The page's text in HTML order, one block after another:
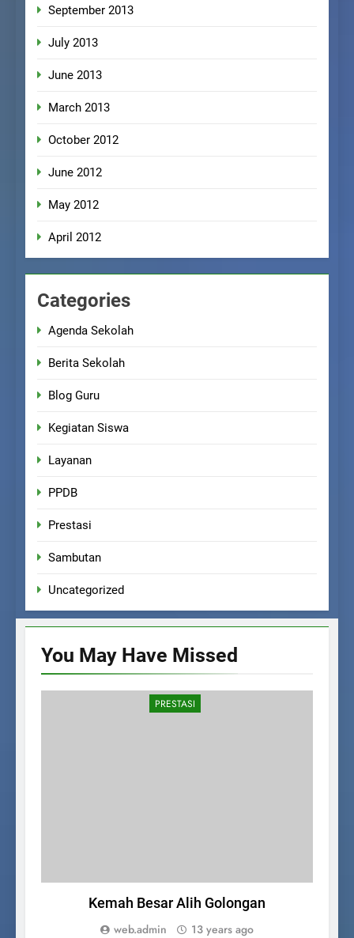
September 2013
July 2013
June 2013
March 2013
October 2012
June 2012
May 2012
April 2012
Categories
Agenda Sekolah
Berita Sekolah
Blog Guru
Kegiatan Siswa
Layanan
PPDB
Prestasi
Sambutan
Uncategorized
You May Have Missed
PRESTASI
Kemah Besar Alih Golongan
web.admin 13 years ago